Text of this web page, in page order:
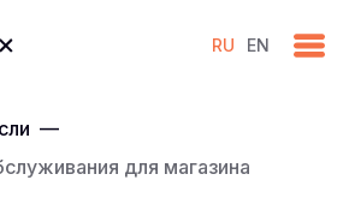
RU EN
—
для магазина